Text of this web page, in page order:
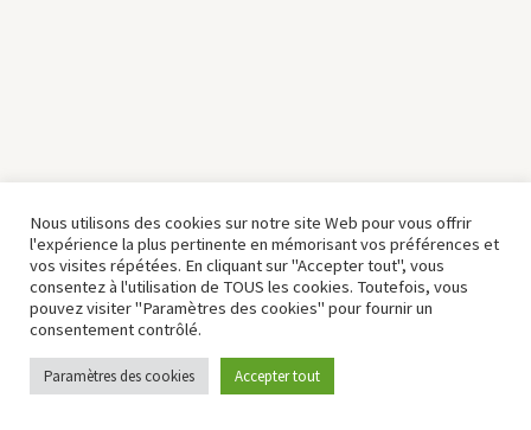
Nous utilisons des cookies sur notre site Web pour vous offrir
l'expérience la plus pertinente en mémorisant vos préférences et
vos visites répétées. En cliquant sur "Accepter tout", vous
consentez à l'utilisation de TOUS les cookies. Toutefois, vous
pouvez visiter "Paramètres des cookies" pour fournir un
consentement contrôlé.
Paramètres des cookies Accepter tout